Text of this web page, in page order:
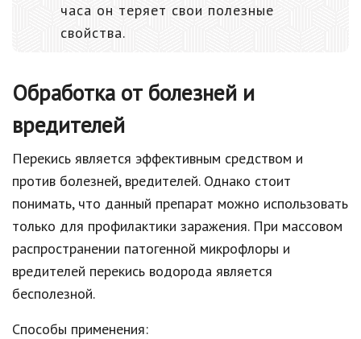
часа он теряет свои полезные
свойства.
Обработка от болезней и
вредителей
Перекись является эффективным средством и
против болезней, вредителей. Однако стоит
понимать, что данный препарат можно использовать
только для профилактики заражения. При массовом
распространении патогенной микрофлоры и
вредителей перекись водорода является
бесполезной.
Способы применения: